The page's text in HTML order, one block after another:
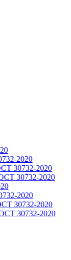
2020
30732-2020
30732-2020
2020
30732-2020
30732-2020